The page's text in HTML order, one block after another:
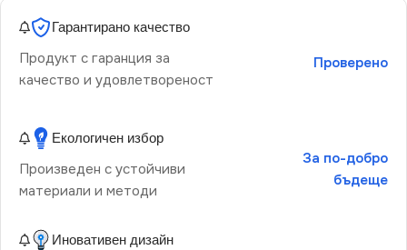
Гарантирано качество
Продукт с гаранция за
качество и удовлетвореност
Проверено
Екологичен избор
Произведен с устойчиви
материали и методи
За по-добро
бъдеще
Иновативен дизайн